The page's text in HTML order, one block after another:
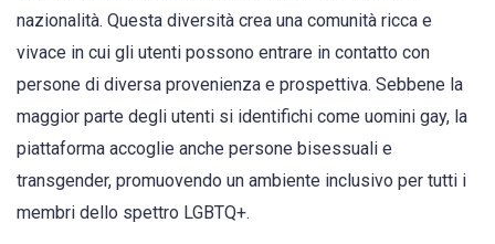
nazionalità. Questa diversità crea una comunità ricca e
vivace in cui gli utenti possono entrare in contatto con
persone di diversa provenienza e prospettiva. Sebbene la
maggior parte degli utenti si identifichi come uomini gay, la
piattaforma accoglie anche persone bisessuali e
transgender, promuovendo un ambiente inclusivo per tutti i
membri dello spettro LGBTQ+.